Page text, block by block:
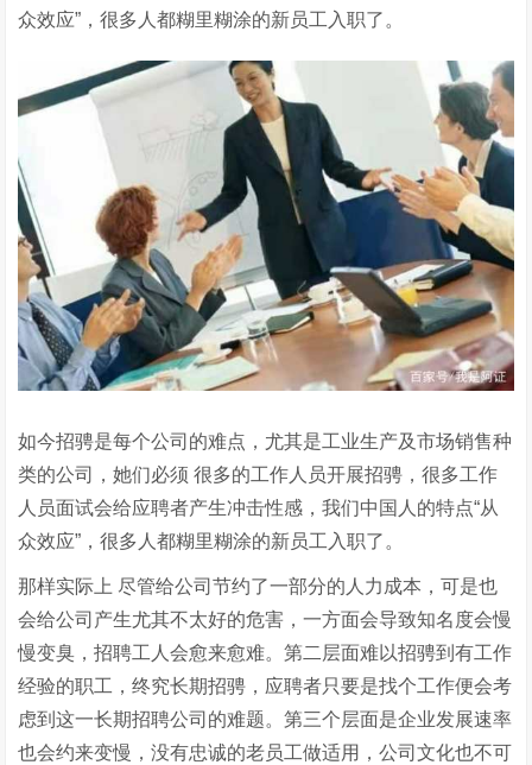
众效应”，很多人都糊里糊涂的新员工入职了。
如今招骋是每个公司的难点，尤其是工业生产及市场销售种
类的公司，她们必须 很多的工作人员开展招骋，很多工作
人员面试会给应聘者产生冲击性感，我们中国人的特点“从
众效应”，很多人都糊里糊涂的新员工入职了。
那样实际上 尽管给公司节约了一部分的人力成本，可是也
会给公司产生尤其不太好的危害，一方面会导致知名度会慢
慢变臭，招聘工人会愈来愈难。第二层面难以招骋到有工作
经验的职工，终究长期招骋，应聘者只要是找个工作便会考
虑到这一长期招聘公司的难题。第三个层面是企业发展速率
也会约来变慢，没有忠诚的老员工做适用，公司文化也不可